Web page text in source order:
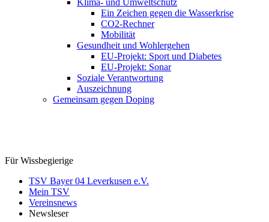
Ein Zeichen gegen die Wasserkrise
CO2-Rechner
Mobilität
Gesundheit und Wohlergehen
EU-Projekt: Sport und Diabetes
EU-Projekt: Sonar
Soziale Verantwortung
Auszeichnung
Gemeinsam gegen Doping
Für Wissbegierige
TSV Bayer 04 Leverkusen e.V.
Mein TSV
Vereinsnews
Newsleser